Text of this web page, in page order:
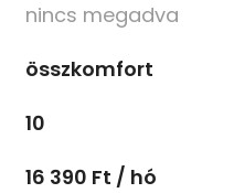
nincs megadva
összkomfort
10
16 390 Ft / hó